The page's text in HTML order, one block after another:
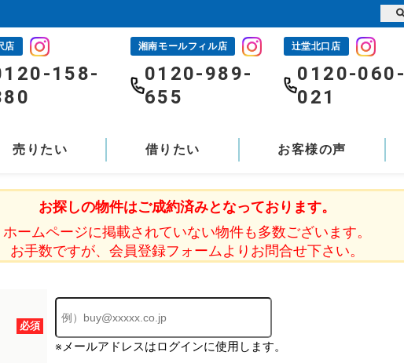
店
158-
湘南モールフィル店
0120-989-
655
辻堂北口店
0120-060-
021
売りたい 借りたい お客様の声
お探しの物件はご成約済みとなっております。
ホームページに掲載されていない物件も多数ございます。
お手数ですが、会員登録フォームよりお問合せ下さい。
必須
※メールアドレスはログインに使用します。